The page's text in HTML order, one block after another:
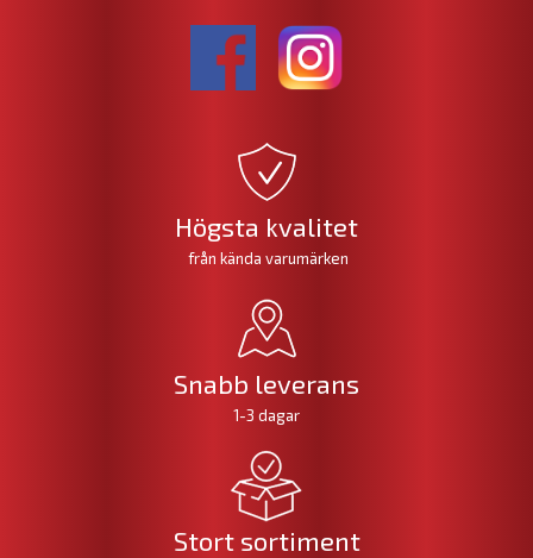
Högsta kvalitet
från kända varumärken
Snabb leverans
1-3 dagar
Stort sortiment